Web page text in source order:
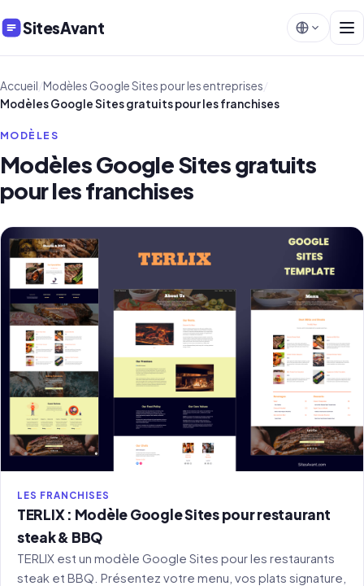
SitesAvant
Accueil/Modèles Google Sites pour les entreprises/
Modèles Google Sites gratuits pour les franchises
MODÈLES
Modèles Google Sites gratuits
pour les franchises
LES FRANCHISES
TERLIX : Modèle Google Sites pour restaurant
steak & BBQ
TERLIX est un modèle Google Sites pour les restaurants
steak et BBQ. Présentez votre menu, vos plats signature,